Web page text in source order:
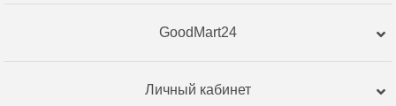
GoodMart24
Личный кабинет